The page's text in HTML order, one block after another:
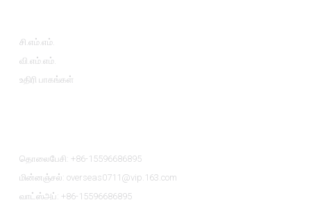
சி.எம்.எம்.
வி.எம்.எம்.
உதிரி பாகங்கள்
தொலைபேசி: +86-15596686895
மின்னஞ்சல்: overseas0711@vip.163.com
வாட்ஸ்அப்: +86-15596686895